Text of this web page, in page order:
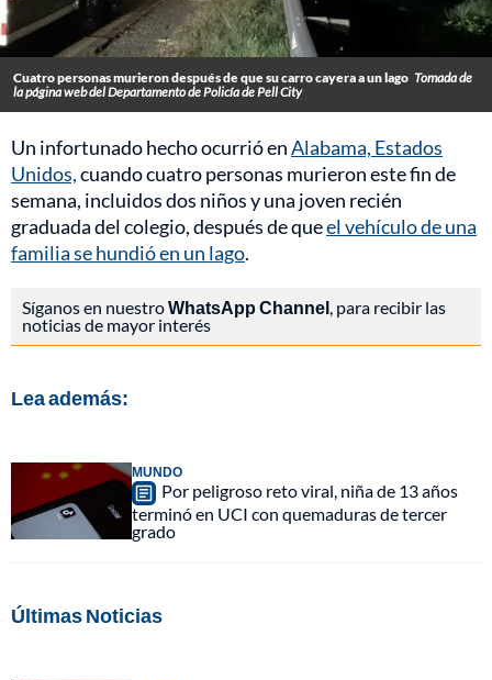
Cuatro personas murieron después de que su carro cayera a un lago Tomada de
la página web del Departamento de Policía de Pell City
Un infortunado hecho ocurrió enAlabama, Estados
Unidos,cuando cuatro personas murieron este fin de
semana, incluidos dos niños y una joven recién
graduada del colegio, después de queel vehículo de una
familia se hundió en un lago.
Síganos en nuestroWhatsApp Channel, para recibir las
noticias de mayor interés
Lea además:
MUNDO
Por peligroso reto viral, niña de 13 años
terminó en UCI con quemaduras de tercer
grado
Últimas Noticias